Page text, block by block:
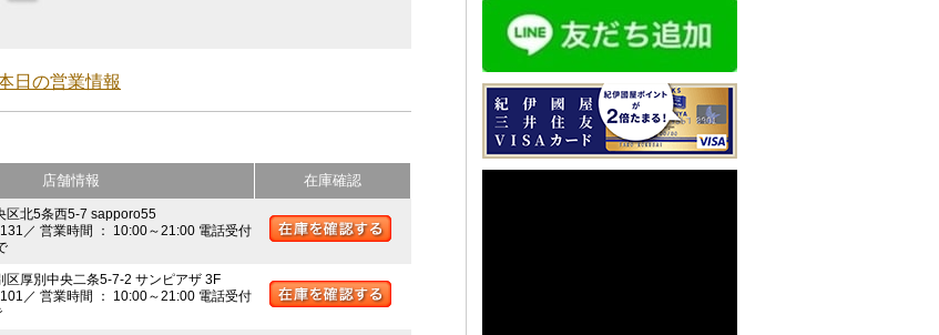
日の営業情報
店舗情報 在庫確認
区北5条西5-7 sapporo55
／ 営業時間 ： 10:00～21:00 電話受付
区厚別中央二条5-7-2 サンピアザ 3F
／ 営業時間 ： 10:00～21:00 電話受付